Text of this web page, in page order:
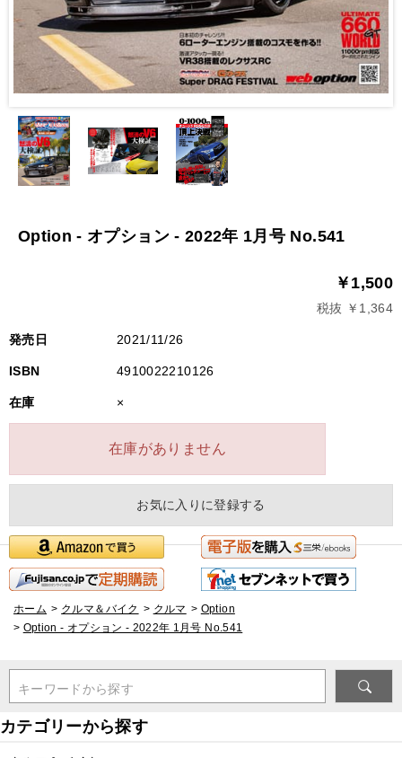
Option - オプション - 2022年 1月号 No.541
￥1,500
税抜 ￥1,364
発売日 2021/11/26
ISBN 4910022210126
在庫 ×
在庫がありません
お気に入りに登録する
ホーム > クルマ＆バイク > クルマ > Option
> Option - オプション - 2022年 1月号 No.541
キーワードから探す